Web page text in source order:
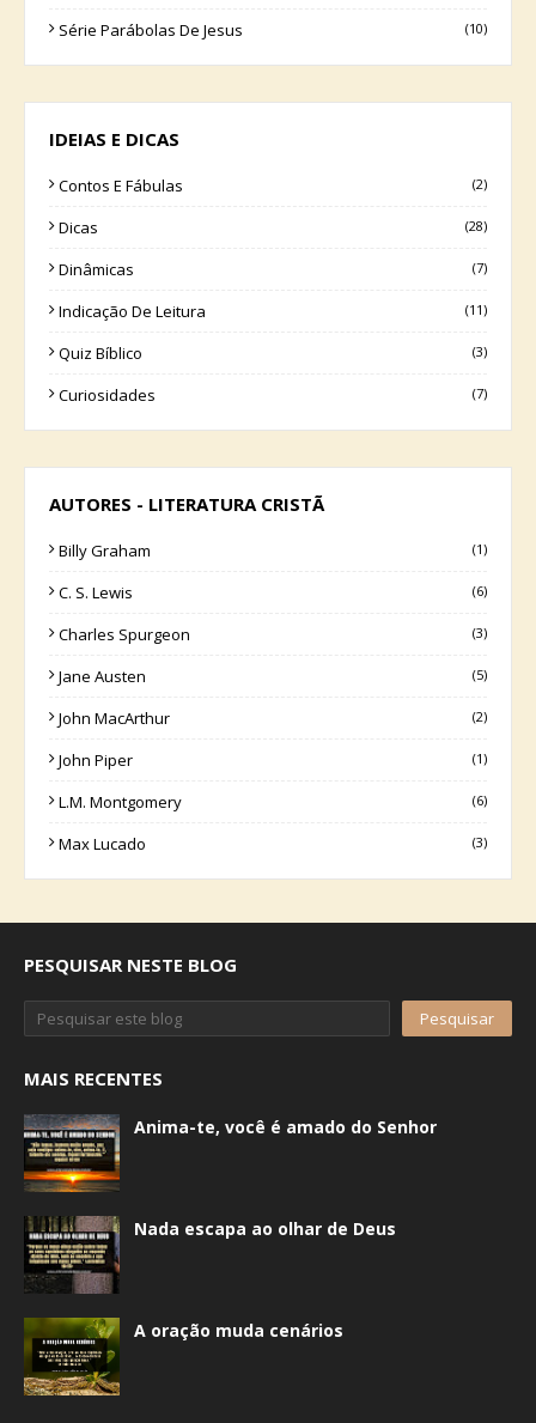
Série Parábolas De Jesus (10)
IDEIAS E DICAS
Contos E Fábulas (2)
Dicas (28)
Dinâmicas (7)
Indicação De Leitura (11)
Quiz Bíblico (3)
Curiosidades (7)
AUTORES - LITERATURA CRISTÃ
Billy Graham (1)
C. S. Lewis (6)
Charles Spurgeon (3)
Jane Austen (5)
John MacArthur (2)
John Piper (1)
L.M. Montgomery (6)
Max Lucado (3)
PESQUISAR NESTE BLOG
MAIS RECENTES
Anima-te, você é amado do Senhor
Nada escapa ao olhar de Deus
A oração muda cenários